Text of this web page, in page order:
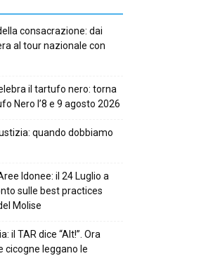
consacrazione: dai
al tour nazionale con
il tartufo nero: torna
Nero l’8 e 9 agosto 2026
quando dobbiamo
Idonee: il 24 Luglio a
sulle best practices
Molise
il TAR dice “Alt!”. Ora
cicogne leggano le